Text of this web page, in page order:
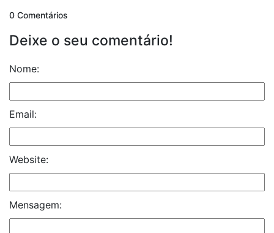
0 Comentários
Deixe o seu comentário!
Nome:
Email:
Website:
Mensagem: